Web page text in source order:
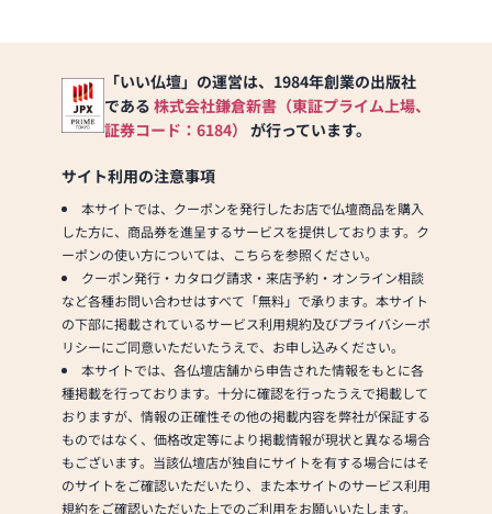
・手洗い・うがいの徹底
・定期的な換気
安心していただけるよう努
めております
「いい仏壇」の運営は、1984年創業の出版社
である 株式会社鎌倉新書（東証プライム上場、
証券コード：6184） が行っています。
サイト利用の注意事項
本サイトでは、クーポンを発行したお店で仏壇商品を購入
した方に、商品券を進呈するサービスを提供しております。ク
ーポンの使い方については、こちらを参照ください。
クーポン発行・カタログ請求・来店予約・オンライン相談
など各種お問い合わせはすべて「無料」で承ります。本サイト
の下部に掲載されているサービス利用規約及びプライバシーポ
リシーにご同意いただいたうえで、お申し込みください。
本サイトでは、各仏壇店舗から申告された情報をもとに各
種掲載を行っております。十分に確認を行ったうえで掲載して
おりますが、情報の正確性その他の掲載内容を弊社が保証する
ものではなく、価格改定等により掲載情報が現状と異なる場合
もございます。当該仏壇店が独自にサイトを有する場合にはそ
のサイトをご確認いただいたり、また本サイトのサービス利用
規約をご確認いただいた上でのご利用をお願いいたします。